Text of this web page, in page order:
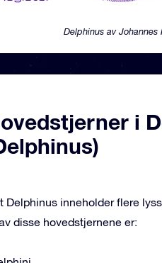
Delphinus av
i
Delphinus inneholder flere
disse hovedstjernene er: